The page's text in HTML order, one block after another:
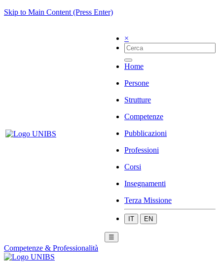
Skip to Main Content (Press Enter)
×
Home
Persone
Strutture
Competenze
Pubblicazioni
Professioni
Corsi
Insegnamenti
Terza Missione
IT EN
☰
Competenze & Professionalità